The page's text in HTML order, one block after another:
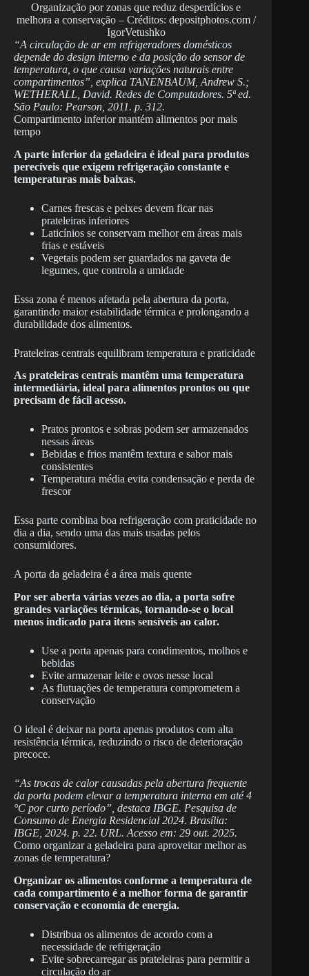
Organização por zonas que reduz desperdícios e
melhora a conservação – Créditos: depositphotos.com /
IgorVetushko
“A circulação de ar em refrigeradores domésticos
depende do design interno e da posição do sensor de
temperatura, o que causa variações naturais entre
compartimentos”, explica TANENBAUM, Andrew S.;
WETHERALL, David. Redes de Computadores. 5ª ed.
São Paulo: Pearson, 2011. p. 312.
Compartimento inferior mantém alimentos por mais
tempo
A parte inferior da geladeira é ideal para produtos
perecíveis que exigem refrigeração constante e
temperaturas mais baixas.
Carnes frescas e peixes devem ficar nas
prateleiras inferiores
Laticínios se conservam melhor em áreas mais
frias e estáveis
Vegetais podem ser guardados na gaveta de
legumes, que controla a umidade
Essa zona é menos afetada pela abertura da porta,
garantindo maior estabilidade térmica e prolongando a
durabilidade dos alimentos.
Prateleiras centrais equilibram temperatura e praticidade
As prateleiras centrais mantêm uma temperatura
intermediária, ideal para alimentos prontos ou que
precisam de fácil acesso.
Pratos prontos e sobras podem ser armazenados
nessas áreas
Bebidas e frios mantêm textura e sabor mais
consistentes
Temperatura média evita condensação e perda de
frescor
Essa parte combina boa refrigeração com praticidade no
dia a dia, sendo uma das mais usadas pelos
consumidores.
A porta da geladeira é a área mais quente
Por ser aberta várias vezes ao dia, a porta sofre
grandes variações térmicas, tornando-se o local
menos indicado para itens sensíveis ao calor.
Use a porta apenas para condimentos, molhos e
bebidas
Evite armazenar leite e ovos nesse local
As flutuações de temperatura comprometem a
conservação
O ideal é deixar na porta apenas produtos com alta
resistência térmica, reduzindo o risco de deterioração
precoce.
“As trocas de calor causadas pela abertura frequente
da porta podem elevar a temperatura interna em até 4
°C por curto período”, destaca IBGE. Pesquisa de
Consumo de Energia Residencial 2024. Brasília:
IBGE, 2024. p. 22. URL. Acesso em: 29 out. 2025.
Como organizar a geladeira para aproveitar melhor as
zonas de temperatura?
Organizar os alimentos conforme a temperatura de
cada compartimento é a melhor forma de garantir
conservação e economia de energia.
Distribua os alimentos de acordo com a
necessidade de refrigeração
Evite sobrecarregar as prateleiras para permitir a
circulação do ar